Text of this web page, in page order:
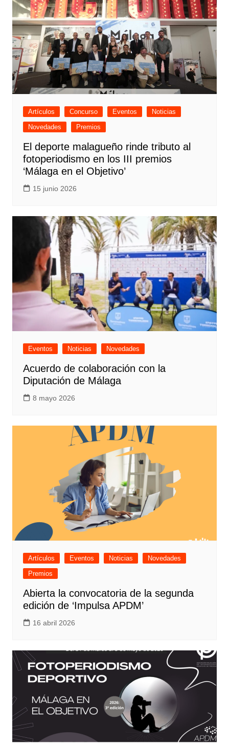
Artículos Concurso Eventos
Noticias
Novedades
Premios
El deporte malagueño rinde tributo al
fotoperiodismo en los III premios
‘Málaga en el Objetivo’
15 junio 2026
Eventos Noticias Novedades
Acuerdo de colaboración con la
Diputación de Málaga
8 mayo 2026
Artículos Eventos Noticias
Novedades
Premios
Abierta la convocatoria de la segunda
edición de ‘Impulsa APDM’
16 abril 2026